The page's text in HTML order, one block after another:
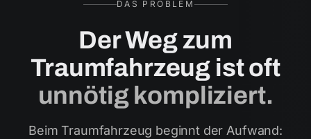
DAS PROBLEM
Der Weg zum
Traumfahrzeug ist oft
unnötig kompliziert.
Beim Traumfahrzeug beginnt der Aufwand: